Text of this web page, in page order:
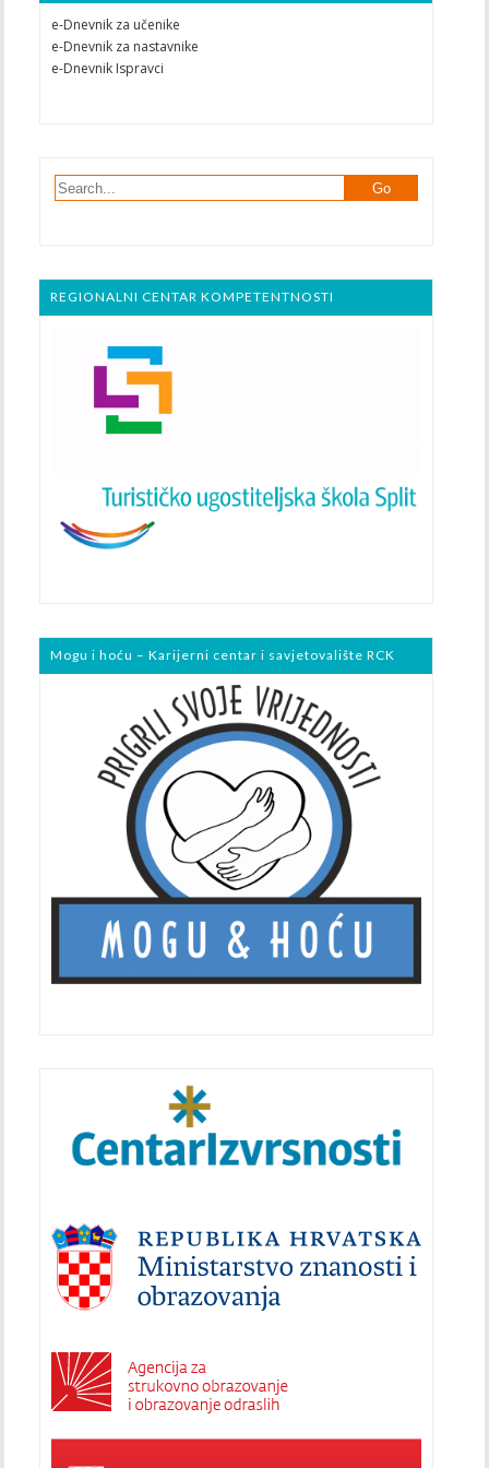
e-Dnevnik za učenike
e-Dnevnik za nastavnike
e-Dnevnik Ispravci
REGIONALNI CENTAR KOMPETENTNOSTI
Mogu i hoću – Karijerni centar i savjetovalište RCK